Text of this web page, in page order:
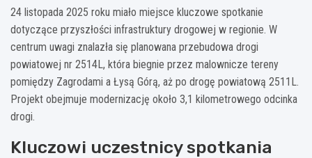
24 listopada 2025 roku miało miejsce kluczowe spotkanie
dotyczące przyszłości infrastruktury drogowej w regionie. W
centrum uwagi znalazła się planowana przebudowa drogi
powiatowej nr 2514L, która biegnie przez malownicze tereny
pomiędzy Zagrodami a Łysą Górą, aż po drogę powiatową 2511L.
Projekt obejmuje modernizację około 3,1 kilometrowego odcinka
drogi.
Kluczowi uczestnicy spotkania